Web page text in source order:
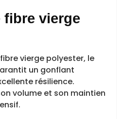
fibre vierge
vierge polyester, le
un gonflant
résilience.
volume et son maintien